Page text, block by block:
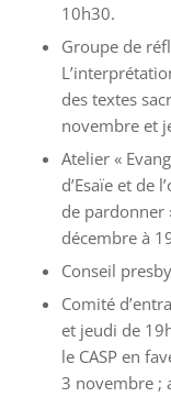
10h30.
Groupe de
des textes
novembre et
Atelier «
d’Esaïe et de
de pardonner
décembre à
Conseil
Comité
et jeudi de
le CASP en
3 novembre ;